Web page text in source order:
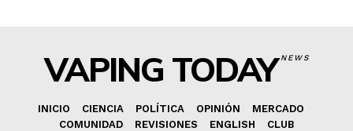
VAPING TODAYNEWS
INICIO CIENCIA POLÍTICA OPINIÓN
MERCADO
COMUNIDAD
REVISIONES ENGLISH CLUB